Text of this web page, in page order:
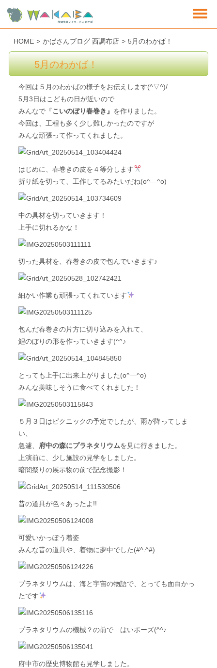
HOME > かばさんブログ 西調布店 > 5月のわかば！
5月のわかば！
今回は５月のわかばの様子をお伝えします(^▽^)/
5月3日はこどもの日が近いので
みんなで『こいのぼり春巻き』 を作りました。
今回は、工程も多く少し難しかったのですが
みんな頑張って作ってくれました。
はじめに、春巻きの皮を４等分します
折り紙を切って、工作してるみたいだね(o^―^o)
中の具材を切っていきます！
上手に切れるかな！
切った具材を、春巻きの皮で包んでいきます♪
細かい作業も頑張ってくれています
包んだ春巻きの片方に切り込みを入れて、
鯉のぼりの形を作っていきます(^^♪
とっても上手に出来上がりました(o^―^o)
みんな美味しそうに食べてくれました！
５月３日はピクニックの予定でしたが、雨が降ってしま
い、
急遽、 府中の森にプラネタリウムを見に行きました。
上演前に、少し施設の見学をしました。
暗闇祭りの展示物の前で記念撮影！
昔の道具が色々あったよ!!
可愛いかっぽう着姿
みんな昔の道具や、着物に夢中でした(#^.^#)
プラネタリウムは、海と宇宙の物語で、とっても面白かっ
たです
プラネタリウムの機械？の前で はいポーズ(^^♪
府中市の歴史博物館も見学しました。